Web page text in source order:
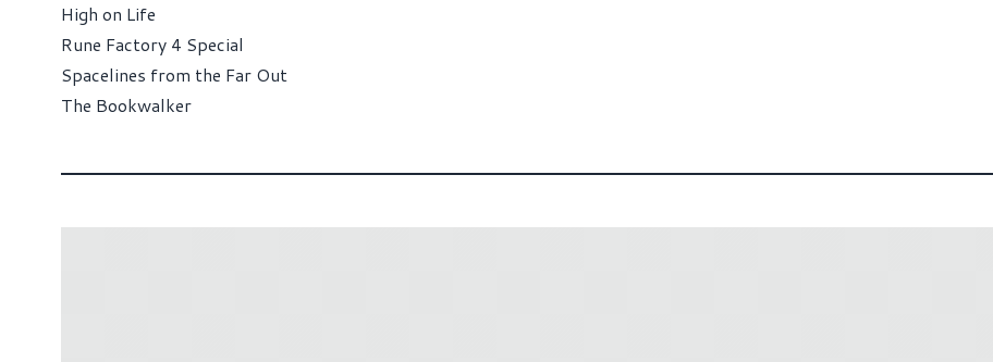
High on Life
Rune Factory 4 Special
Spacelines from the Far Out
The Bookwalker